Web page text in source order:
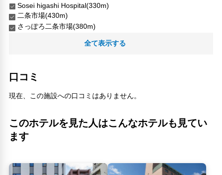
Sosei higashi Hospital(330m)
二条市場(430m)
さっぽろ二条市場(380m)
新渡戸稲造記念公園(280m)
人気スポット
北海道大学(1.76km)
さっぽろテレビ塔(770m)
大通公園(1.01km)
時計台(1.03km)
狸小路商店街(860m)
全て表示する
口コミ
現在、この施設への口コミはありません。
このホテルを見た人はこんなホテルも見てい
ます